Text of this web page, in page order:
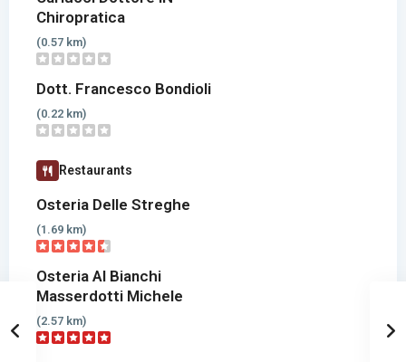
Chiropratica
(0.57 km)
Dott. Francesco Bondioli
(0.22 km)
Restaurants
Osteria Delle Streghe
(1.69 km)
Osteria Al Bianchi
Masserdotti Michele
(2.57 km)